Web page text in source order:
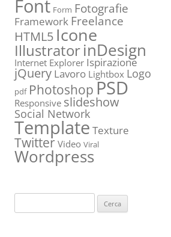
Font Form Fotografie
Framework Freelance
HTML5 Icone
IllustratorinDesign
Internet Explorer Ispirazione
jQuery Lavoro Lightbox Logo
pdf PhotoshopPSD
Responsive slideshow
Social Network
Template Texture
TwitterVideo Viral
Wordpress
per: